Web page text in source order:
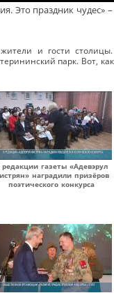
Это праздник чудес»
и гости
парк. Вот,
редакции газеты «Адевэрул
наградили призёров
поэтического конкурса